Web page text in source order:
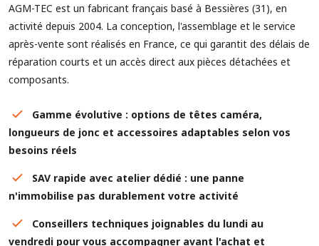
AGM-TEC est un fabricant français basé à Bessières (31), en
activité depuis 2004. La conception, l'assemblage et le service
après-vente sont réalisés en France, ce qui garantit des délais de
réparation courts et un accès direct aux pièces détachées et
composants.
Gamme évolutive : options de têtes caméra,
longueurs de jonc et accessoires adaptables selon vos
besoins réels
SAV rapide avec atelier dédié : une panne
n'immobilise pas durablement votre activité
Conseillers techniques joignables du lundi au
vendredi pour vous accompagner avant l'achat et